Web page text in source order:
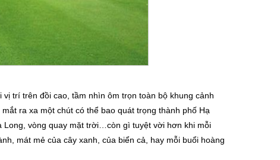
trí trên đồi cao, tầm nhìn ôm trọn toàn bộ khung cảnh
ra xa một chút có thể bao quát trọng thành phố Hạ
Long, vòng quay mặt trời…còn gì tuyệt vời hơn khi mỗi
mát mẻ của cây xanh, của biển cả, hay mỗi buổi hoàng